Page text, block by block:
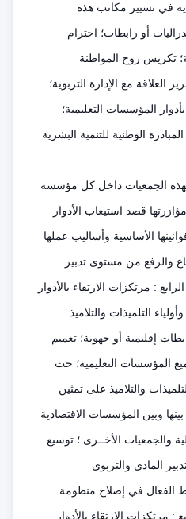
في تسيير مكاتب هذه
أو رابطات؛ احترام
تكريس روح المواطنة
العلاقة مع الإدارة التربوية؛
المؤسسات التعليمية؛
الوطنية للتنمية البشرية
لهذه الجمعيات داخل كل مؤسسة
قصد استيعاب الأدوار
الأساسية وأساليب عملها
والرفع من مستوى تدبير
: مرتكزات الارتقاء بالأدوار
التلميذات والتلاميذ
إقليمية أو جهوية؛ تعميم
المؤسسات التعليمية؛ حث
والتلاميذ على تمثين
وبين المؤسسات الاقتصادية
والجمعيات الأخــرى ؛ توسيع
المادي والتربوي
الفعال في إصلاح منظومة
: مرتكزات الارتقاء بالأدوار